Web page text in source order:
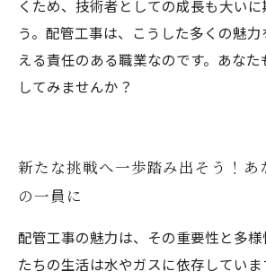
くため、技術者としての成長も大い
う。配管工事は、こうした多くの魅
える責任のある職業なのです。あな
してみませんか？
新たな挑戦へ一歩踏み出そう！あ
の一員に
配管工事の魅力は、その重要性と多
たちの生活は水やガスに依存してい